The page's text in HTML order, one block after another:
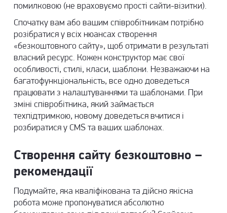
помилковою (не враховуємо прості сайти-візитки).
Спочатку вам або вашим співробітникам потрібно
розібратися у всіх нюансах створення
«безкоштовного сайту», щоб отримати в результаті
власний ресурс. Кожен конструктор має свої
особливості, стилі, класи, шаблони. Незважаючи на
багатофункціональність, все одно доведеться
працювати з налаштуваннями та шаблонами. При
зміні співробітника, який займається
техпідтримкою, новому доведеться вчитися і
розбиратися у CMS та ваших шаблонах.
Створення сайту безкоштовно –
рекомендації
Подумайте, яка кваліфікована та дійсно якісна
робота може пропонуватися абсолютно